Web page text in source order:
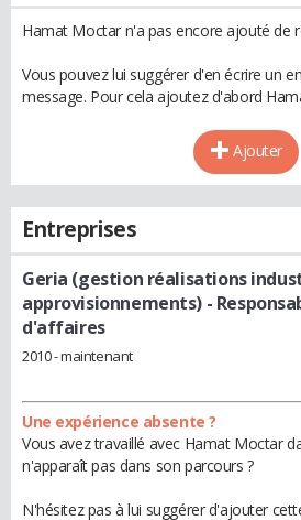
Hamat Moctar n'a pas encore ajouté de
Vous pouvez lui suggérer d'en écrire un
message. Pour cela ajoutez d'abord
Ajouter
Entreprises
Geria (gestion réalisations
approvisionnements) -
d'affaires
2010 - maintenant
Une expérience absente ?
Vous avez travaillé avec Hamat Moctar
n'apparaît pas dans son parcours ?
N'hésitez pas à lui suggérer d'ajouter